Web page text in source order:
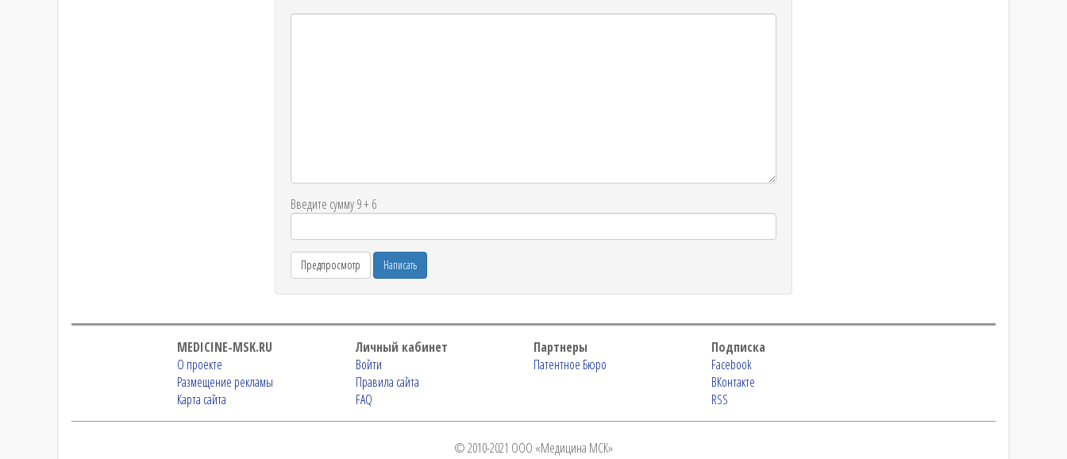
Введите сумму 9 + 6
MEDICINE-MSK.RU
О проекте
Размещение рекламы
Карта сайта
Личный кабинет
Войти
Правила сайта
FAQ
Партнеры
Патентное Бюро
Подписка
Facebook
ВКонтакте
RSS
© 2010-2021 ООО «Медицина МСК»